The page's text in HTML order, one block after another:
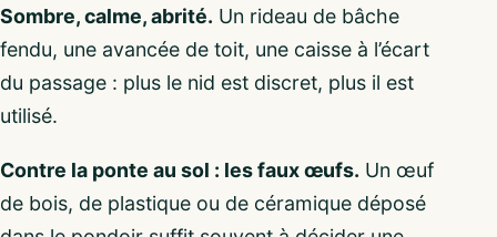
Sombre, calme, abrité. Un rideau de bâche
fendu, une avancée de toit, une caisse à l’écart
du passage : plus le nid est discret, plus il est
utilisé.
Contre la ponte au sol : les faux œufs. Un œuf
de bois, de plastique ou de céramique déposé